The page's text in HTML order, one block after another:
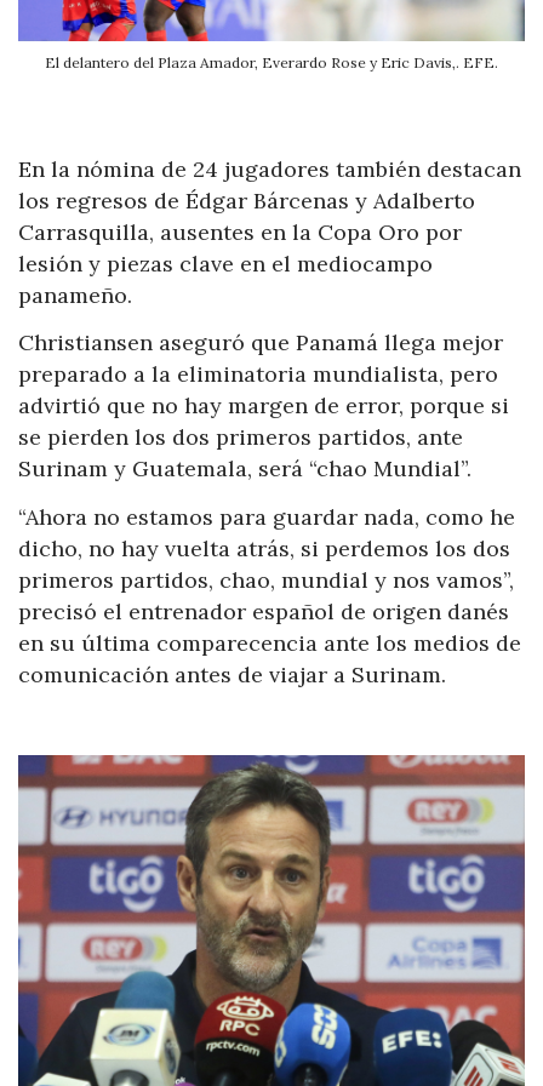
El delantero del Plaza Amador, Everardo Rose y Eric Davis,. EFE.
En la nómina de 24 jugadores también destacan
los regresos de Édgar Bárcenas y Adalberto
Carrasquilla, ausentes en la Copa Oro por
lesión y piezas clave en el mediocampo
panameño.
Christiansen aseguró que Panamá llega mejor
preparado a la eliminatoria mundialista, pero
advirtió que no hay margen de error, porque si
se pierden los dos primeros partidos, ante
Surinam y Guatemala, será “chao Mundial”.
“Ahora no estamos para guardar nada, como he
dicho, no hay vuelta atrás, si perdemos los dos
primeros partidos, chao, mundial y nos vamos”,
precisó el entrenador español de origen danés
en su última comparecencia ante los medios de
comunicación antes de viajar a Surinam.